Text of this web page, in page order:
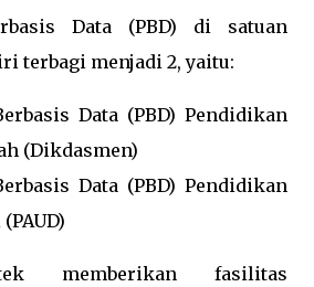
Data (PBD) di satuan
terbagi menjadi 2, yaitu:
Data (PBD) Pendidikan
(Dikdasmen)
Data (PBD) Pendidikan
memberikan fasilitas